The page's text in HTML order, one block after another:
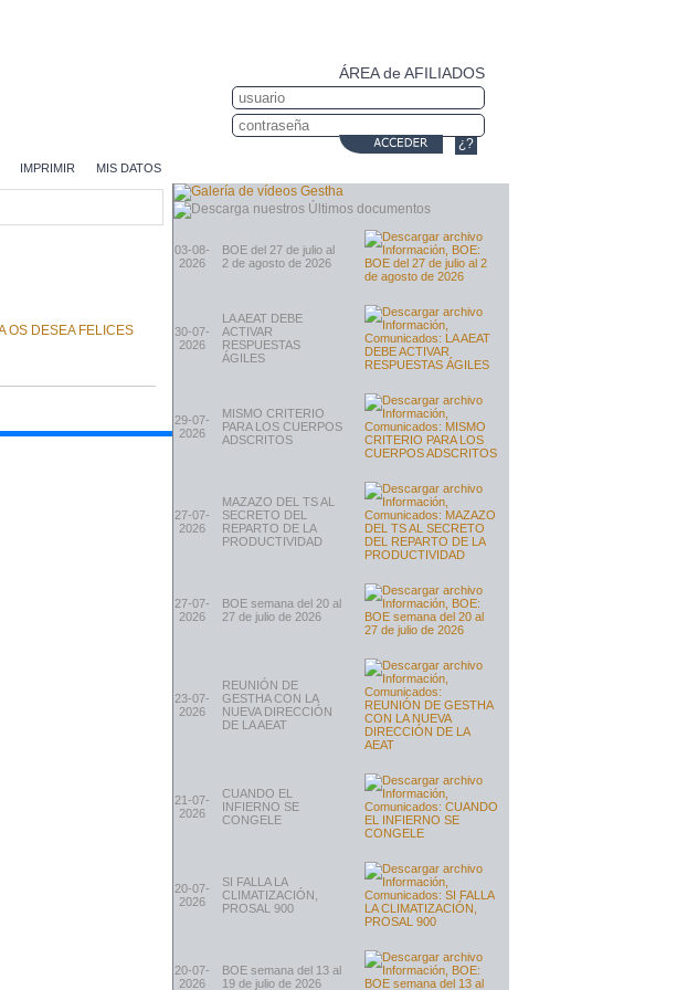
ÁREA de AFILIADOS
¿?
IMPRIMIR MIS DATOS
03-08-
2026
BOE del 27 de julio al
2 de agosto de 2026
30-07-
2026
LA AEAT DEBE
ACTIVAR
RESPUESTAS
ÁGILES
29-07-
2026
MISMO CRITERIO
PARA LOS CUERPOS
ADSCRITOS
27-07-
2026
MAZAZO DEL TS AL
SECRETO DEL
REPARTO DE LA
PRODUCTIVIDAD
27-07-
2026
BOE semana del 20 al
27 de julio de 2026
23-07-
2026
REUNIÓN DE
GESTHA CON LA
NUEVA DIRECCIÓN
DE LA AEAT
21-07-
2026
CUANDO EL
INFIERNO SE
CONGELE
20-07-
2026
SI FALLA LA
CLIMATIZACIÓN,
PROSAL 900
20-07-
2026
BOE semana del 13 al
19 de julio de 2026